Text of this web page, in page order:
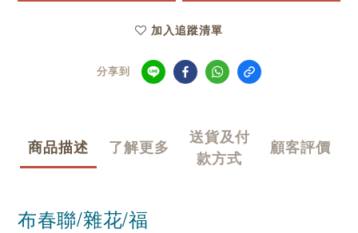
加入追蹤清單
分享到
商品描述 了解更多
送貨及付
款方式
顧客評價
布春聯/雜花/福